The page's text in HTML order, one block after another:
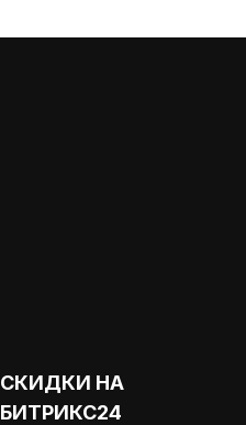
СКИДКИ НА
БИТРИКС24